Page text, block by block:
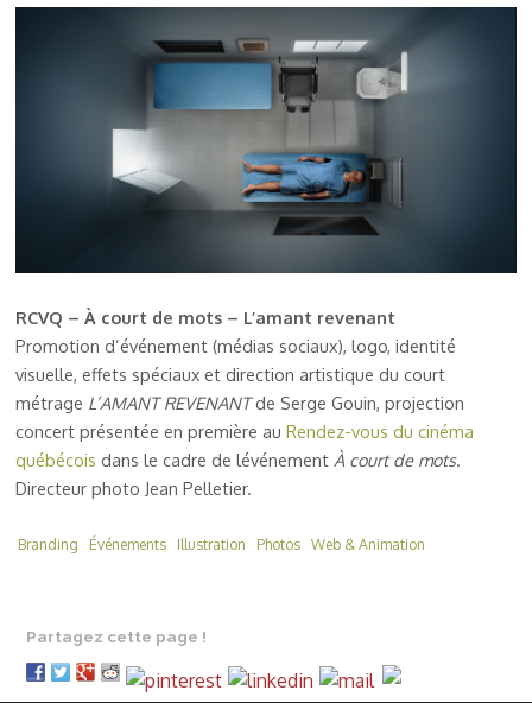
RCVQ – À court de mots – L’amant revenant
Promotion d’événement (médias sociaux), logo, identité
visuelle, effets spéciaux et direction artistique du court
métrage L’AMANT REVENANTde Serge Gouin, projection
concert présentée en première auRendez-vous du cinéma
québécois dans le cadre de lévénement À court de mots.
Directeur photo Jean Pelletier.
Branding Événements Illustration Photos Web & Animation
Partagez cette page !